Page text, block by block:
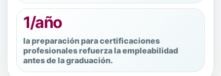
1/año
la preparación para certificaciones
profesionales refuerza la empleabilidad
antes de la graduación.